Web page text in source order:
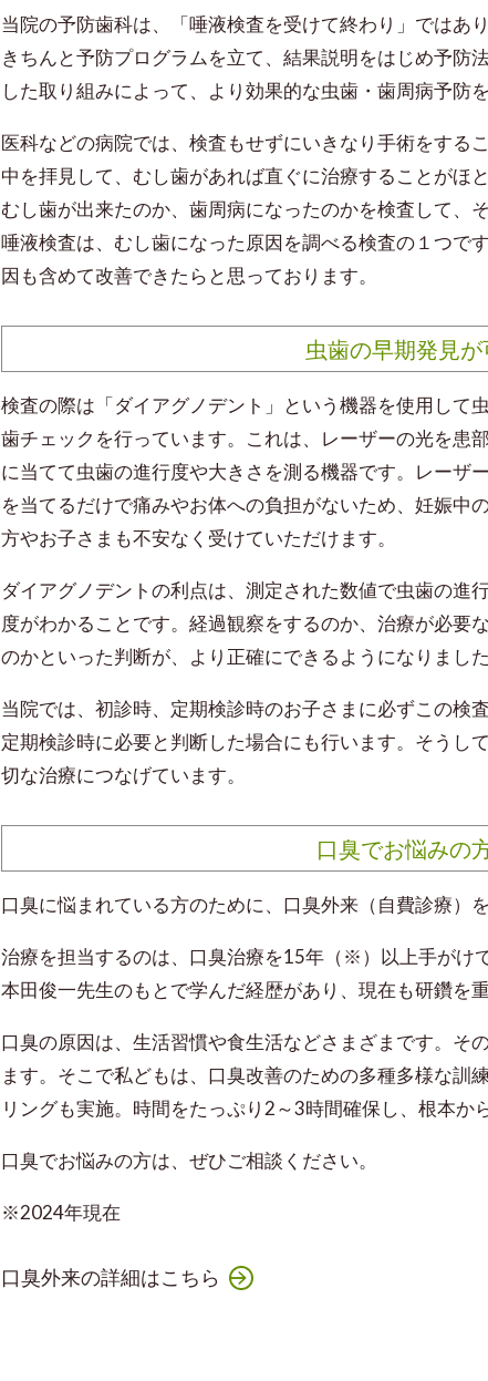
当院の予防歯科は、「唾液検査を受けて終わり」ではあ
きちんと予防プログラムを立て、結果説明をはじめ予防
した取り組みによって、より効果的な虫歯・歯周病予防
医科などの病院では、検査もせずにいきなり手術をする
中を拝見して、むし歯があれば直ぐに治療することがほ
むし歯が出来たのか、歯周病になったのかを検査して、
唾液検査は、むし歯になった原因を調べる検査の１つで
因も含めて改善できたらと思っております。
虫歯の早期発見
検査の際は「ダイアグノデント」という機器を使用して虫
歯チェックを行っています。これは、レーザーの光を患部
に当てて虫歯の進行度や大きさを測る機器です。レーザー
を当てるだけで痛みやお体への負担がないため、妊娠中
方やお子さまも不安なく受けていただけます。
ダイアグノデントの利点は、測定された数値で虫歯の進
度がわかることです。経過観察をするのか、治療が必要な
のかといった判断が、より正確にできるようになりました
当院では、初診時、定期検診時のお子さまに必ずこの検
定期検診時に必要と判断した場合にも行います。そうし
切な治療につなげています。
口臭でお悩みの
口臭に悩まれている方のために、口臭外来（自費診療）
治療を担当するのは、口臭治療を15年（※）以上手がけ
本田俊一先生のもとで学んだ経歴があり、現在も研鑽を重
口臭の原因は、生活習慣や食生活などさまざまです。そ
ます。そこで私どもは、口臭改善のための多種多様な訓
リングも実施。時間をたっぷり2～3時間確保し、根本か
口臭でお悩みの方は、ぜひご相談ください。
※2024年現在
口臭外来の詳細はこちら